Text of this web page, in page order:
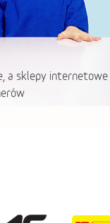
a sklepy